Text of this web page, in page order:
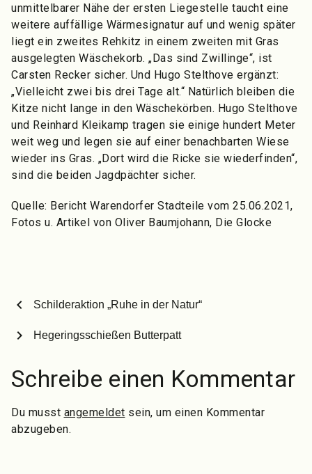
unmittelbarer Nähe der ersten Liegestelle taucht eine
weitere auffällige Wärmesignatur auf und wenig später
liegt ein zweites Rehkitz in einem zweiten mit Gras
ausgelegten Wäschekorb. „Das sind Zwillinge“, ist
Carsten Recker sicher. Und Hugo Stelthove ergänzt:
„Vielleicht zwei bis drei Tage alt.“ Natürlich bleiben die
Kitze nicht lange in den Wäschekörben. Hugo Stelthove
und Reinhard Kleikamp tragen sie einige hundert Meter
weit weg und legen sie auf einer benachbarten Wiese
wieder ins Gras. „Dort wird die Ricke sie wiederfinden“,
sind die beiden Jagdpächter sicher.
Quelle: Bericht Warendorfer Stadteile vom 25.06.2021,
Fotos u. Artikel von Oliver Baumjohann, Die Glocke
chevron_left Schilderaktion „Ruhe in der Natur“
Hegeringsschießen Butterpatt
chevron_right
Schreibe einen Kommentar
Du musst angemeldet sein, um einen Kommentar
abzugeben.